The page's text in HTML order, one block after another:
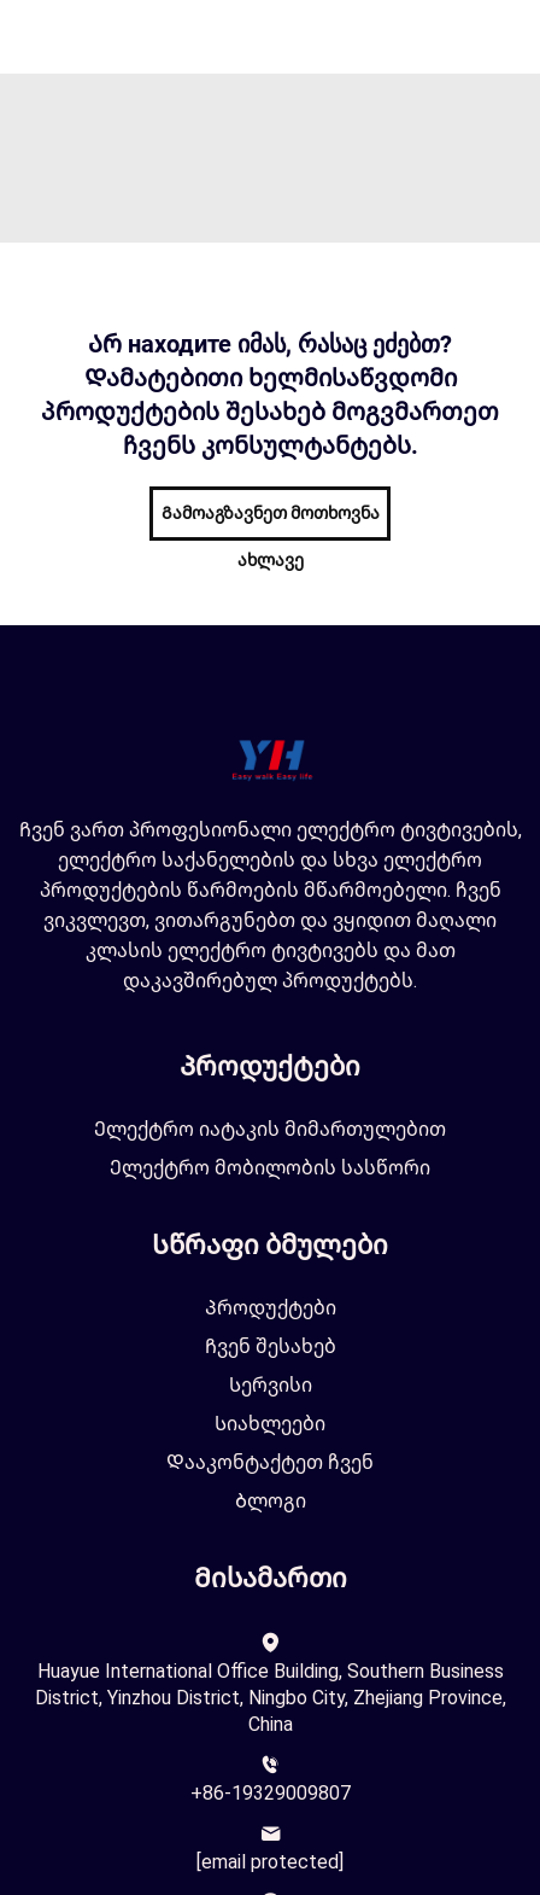
Არ находите იმას, რასაც ეძებთ?
Დამატებითი ხელმისაწვდომი
პროდუქტების შესახებ მოგვმართეთ
ჩვენს კონსულტანტებს.
Გამოაგზავნეთ მოთხოვნა
ახლავე
Ჩვენ ვართ პროფესიონალი ელექტრო ტივტივების,
ელექტრო საქანელების და სხვა ელექტრო
პროდუქტების წარმოების მწარმოებელი. ჩვენ
ვიკვლევთ, ვითარგუნებთ და ვყიდით მაღალი
კლასის ელექტრო ტივტივებს და მათ
დაკავშირებულ პროდუქტებს.
Პროდუქტები
Ელექტრო იატაკის მიმართულებით
Ელექტრო მობილობის სასწორი
Სწრაფი ბმულები
Პროდუქტები
Ჩვენ შესახებ
Სერვისი
Სიახლეები
Დააკონტაქტეთ ჩვენ
Ბლოგი
Მისამართი
Huayue International Office Building, Southern Business
District, Yinzhou District, Ningbo City, Zhejiang Province,
China
+86-19329009807
[email protected]